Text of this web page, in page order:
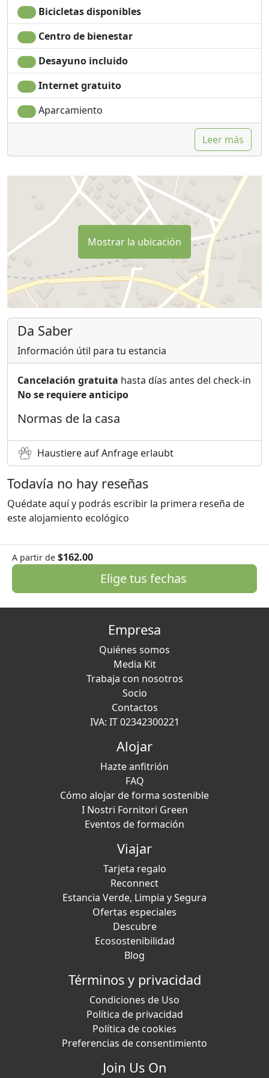
Bicicletas disponibles
Centro de bienestar
Desayuno incluido
Internet gratuito
Aparcamiento
Leer más
Mostrar la ubicación
Da Saber
Información útil para tu estancia
Cancelación gratuita hasta días antes del check-in
No se requiere anticipo
Normas de la casa
Haustiere auf Anfrage erlaubt
Todavía no hay reseñas
Quédate aquí y podrás escribir la primera reseña de
este alojamiento ecológico
A partir de $162.00
Elige tus fechas
Empresa
Quiénes somos
Media Kit
Trabaja con nosotros
Socio
Contactos
IVA: IT 02342300221
Alojar
Hazte anfitrión
FAQ
Cómo alojar de forma sostenible
I Nostri Fornitori Green
Eventos de formación
Viajar
Tarjeta regalo
Reconnect
Estancia Verde, Limpia y Segura
Ofertas especiales
Descubre
Ecosostenibilidad
Blog
Términos y privacidad
Condiciones de Uso
Política de privacidad
Política de cookies
Preferencias de consentimiento
Join Us On